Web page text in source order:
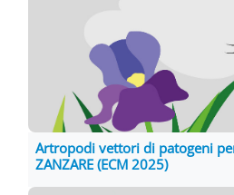
Artropodi vettori di patogeni
ZANZARE (ECM 2025)